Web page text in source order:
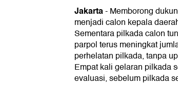
Jakarta-Memborong
menjadi calon kepala
Sementara pilkada calon
parpol terus meningkat
perhelatan pilkada, tanpa
Empat kali gelaran pilkada
evaluasi, sebelum pilkada